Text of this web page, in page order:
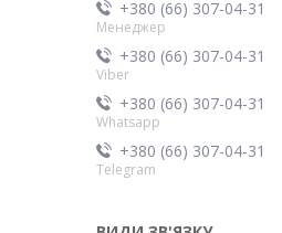
+380 (66) 307-04-31
Менеджер
+380 (66) 307-04-31
Viber
+380 (66) 307-04-31
Whatsapp
+380 (66) 307-04-31
Telegram